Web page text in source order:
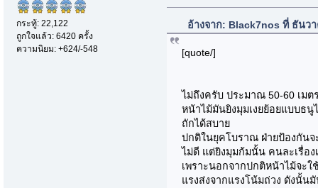
กระทู้: 22,122
ถูกใจแล้ว: 6420 ครั้ง
ความนิยม: +624/-548
อ้างจาก: Black7nos ที่ ธันว
[quote/]
ไม่ถึงครับ ประมาณ 50-60 เม
หน้าไม้มันยิงมุมเงยย้อยแบบธนู
ถักได้สบาย
ปกติในยุคโบราณ ฝ่ายป้องกันจ
ไม่ดี แต่ยิงมุมก้มนั้น คนละเรื่อง
เพราะนอกจากปกติหน้าไม้จะใ
แรงส่งจากแรงโน้มถ่วง ดังนั้น